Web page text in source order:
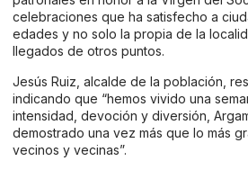
celebraciones que ha satisfecho a
edades y no solo la propia de la
llegados de otros puntos.
Jesús Ruiz, alcalde de la población,
indicando que “hemos vivido una
intensidad, devoción y diversión,
demostrado una vez más que lo más
vecinos y vecinas”.